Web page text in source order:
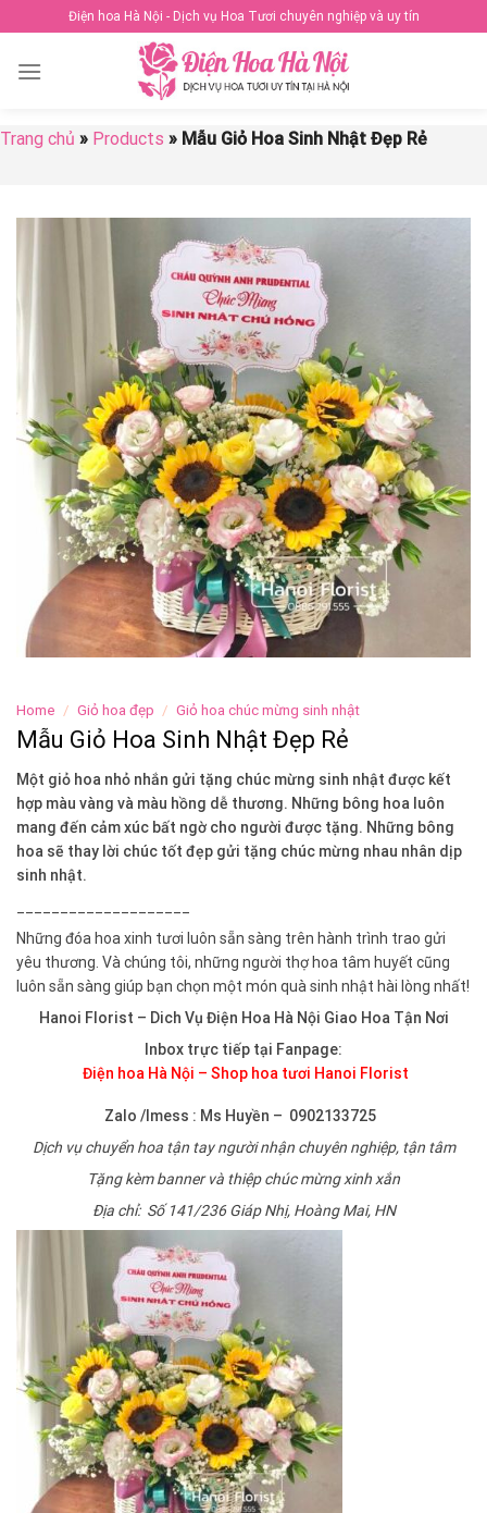
to
content
Điện hoa Hà Nội - Dịch vụ Hoa Tươi chuyên nghiệp và uy tín
Trang chủ » Products » Mẫu Giỏ Hoa Sinh Nhật Đẹp Rẻ
Home / Giỏ hoa đẹp / Giỏ hoa chúc mừng sinh nhật
Mẫu Giỏ Hoa Sinh Nhật Đẹp Rẻ
Một giỏ hoa nhỏ nhắn gửi tặng chúc mừng sinh nhật được kết
hợp màu vàng và màu hồng dễ thương. Những bông hoa luôn
mang đến cảm xúc bất ngờ cho người được tặng. Những bông
hoa sẽ thay lời chúc tốt đẹp gửi tặng chúc mừng nhau nhân dịp
sinh nhật.
Những đóa hoa xinh tươi luôn sẵn sàng trên hành trình trao gửi
yêu thương. Và chúng tôi, những người thợ hoa tâm huyết cũng
luôn sẵn sàng giúp bạn chọn một món quà sinh nhật hài lòng nhất!
Hanoi Florist – Dich Vụ Điện Hoa Hà Nội Giao Hoa Tận Nơi
Inbox trực tiếp tại Fanpage:
Điện hoa Hà Nội – Shop hoa tươi Hanoi Florist
Zalo /Imess : Ms Huyền – 0902133725
Dịch vụ chuyển hoa tận tay người nhận chuyên nghiệp, tận tâm
Tặng kèm banner và thiệp chúc mừng xinh xắn
Địa chỉ: Số 141/236 Giáp Nhị, Hoàng Mai, HN